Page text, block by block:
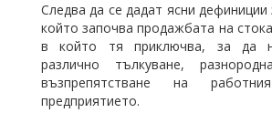
Следва да се дадат ясни
който започва продажбата на
в който тя приключва, за да
различно тълкуване,
възпрепятстване на
предприятието.